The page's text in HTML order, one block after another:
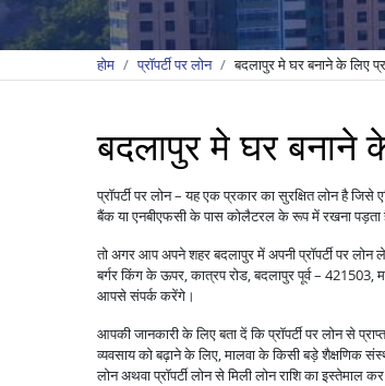
होम प्रॉपर्टी पर लोन बदलापुर मे घर बनाने के लिए
बदलापुर मे घर बनाने
प्रॉपर्टी पर लोन – यह एक प्रकार का सुरक्षित लोन है
बैंक या एनबीएफसी के पास कोलैटरल के रूप में रखना पड़ता
तो अगर आप अपने शहर बदलापुर में अपनी प्रॉपर्टी पर
बर्गर किंग के ऊपर, कात्रप रोड, बदलापुर पूर्व –
आपसे संपर्क करेंगे।
आपकी जानकारी के लिए बता दें कि प्रॉपर्टी पर लोन से
व्यवसाय को बढ़ाने के लिए, मालवा के किसी बड़े शैक्षणिक
लोन अथवा प्रॉपर्टी लोन से मिली लोन राशि का इस्तेमाल